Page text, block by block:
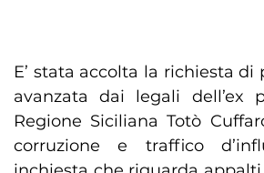
E’ stata accolta la richiesta
avanzata dai legali dell’ex
Regione Siciliana Totò
corruzione e traffico